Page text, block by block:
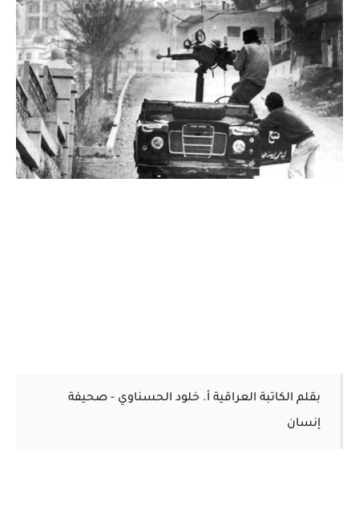
بقلم الكاتبة العراقية أ. خلود الحسناوي - صحيفة
إنسان